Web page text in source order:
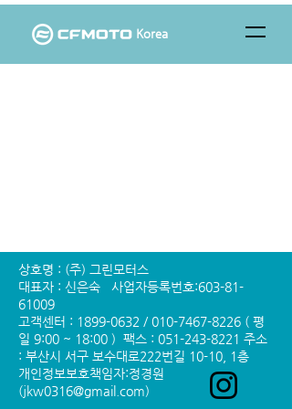
Korea
상호명 : (주) 그린모터스
대표자 : 신은숙 사업자등록번호:603-81-
61009
고객센터 : 1899-0632 / 010-7467-8226 ( 평
일 9:00 ~ 18:00 ) 팩스 : 051-243-8221 주소
: 부산시 서구 보수대로222번길 10-10, 1층
개인정보보호책임자:정경원
(jkw0316@gmail.com)